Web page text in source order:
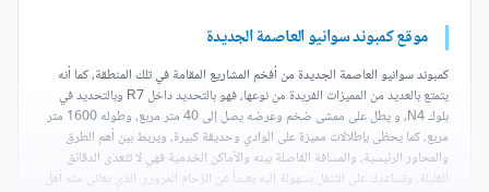
موقع كمبوند سوانيو العاصمة الجديدة
كمبوند سوانيو العاصمة الجديدة من أفخم المشاريع المقامة في تلك المنطقة، كما أنه
يتمتع بالعديد من المميزات الفريدة من نوعها، فهو بالتحديد داخل R7 وبالتحديد في
بلوك N4، و يطل على ممشى ضخم وعرضه يصل إلى 40 متر مربع، وطوله 1600 متر
مربع، كما يحظى بإطلالات مميزة على الوادي وحديقة كبيرة، ويربط بين أهم الطرق
والمحاور الرئيسية، والمسافة الفاصلة بينه والأماكن الخدمية فهي لا تتعدى الدقائق
القليلة، وتساعدك على التنقل بسهولة إليه بعيداً عن الزحام المروري الذي يعاني منه أهل